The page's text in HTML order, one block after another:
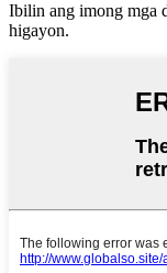
Ibilin ang imong mga
higayon.